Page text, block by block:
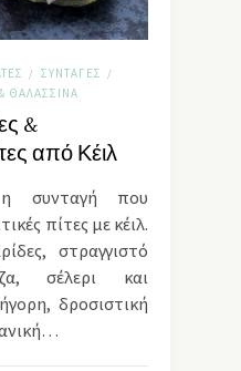
/ ΣΥΝΤΑΓΈΣ /
ΘΑΛΑΣΣΙΝΆ
&
από Κέιλ
συνταγή που
πίτες με κέιλ.
στραγγιστό
σέλερι και
δροσιστική